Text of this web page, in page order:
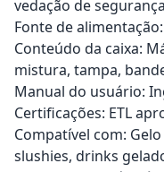
vedação de segurança
Fonte de
Conteúdo da caixa:
mistura, tampa,
Manual do usuário:
Certificações: ETL
Compatível com:
slushies, drinks